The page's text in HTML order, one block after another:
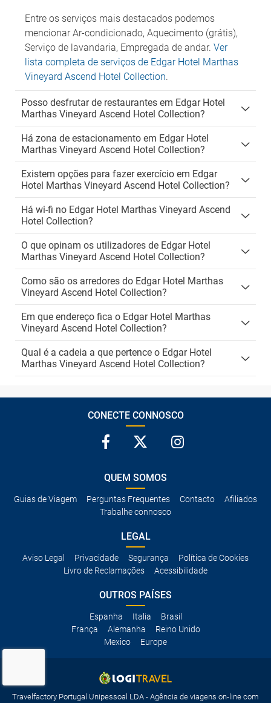
Entre os serviços mais destacados podemos
mencionar Ar-condicionado, Aquecimento (grátis),
Serviço de lavandaria, Empregada de andar. Ver
lista completa de serviços de Edgar Hotel Marthas
Vineyard Ascend Hotel Collection.
Posso desfrutar de restaurantes em Edgar Hotel
Marthas Vineyard Ascend Hotel Collection?
Há zona de estacionamento em Edgar Hotel
Marthas Vineyard Ascend Hotel Collection?
Existem opções para fazer exercício em Edgar
Hotel Marthas Vineyard Ascend Hotel Collection?
Há wi-fi no Edgar Hotel Marthas Vineyard Ascend
Hotel Collection?
O que opinam os utilizadores de Edgar Hotel
Marthas Vineyard Ascend Hotel Collection?
Como são os arredores do Edgar Hotel Marthas
Vineyard Ascend Hotel Collection?
Em que endereço fica o Edgar Hotel Marthas
Vineyard Ascend Hotel Collection?
Qual é a cadeia a que pertence o Edgar Hotel
Marthas Vineyard Ascend Hotel Collection?
CONECTE CONNOSCO
QUEM SOMOS
Guias de Viagem Perguntas Frequentes Contacto
Afiliados
Trabalhe connosco
LEGAL
Aviso Legal Privacidade Segurança
Política de Cookies
Livro de Reclamações
Acessibilidade
OUTROS PAÍSES
Espanha Italia
Brasil
França
Alemanha
Reino Unido
Mexico
Europe
Travelfactory Portugal Unipessoal LDA - Agência de viagens on-line com